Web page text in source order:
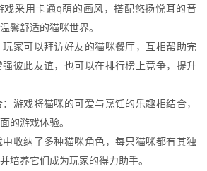
采用卡通q萌的画风，搭配悠扬悦耳的音
馨舒适的猫咪世界。
家可以拜访好友的猫咪餐厅，互相帮助完
彼此友谊，也可以在排行榜上竞争，提升
游戏将猫咪的可爱与烹饪的乐趣相结合，
的游戏体验。
收纳了多种猫咪角色，每只猫咪都有其独
培养它们成为玩家的得力助手。